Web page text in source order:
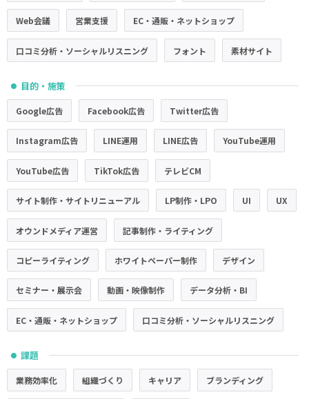
Web会議 営業支援 EC・通販・ネットショップ
口コミ分析・ソーシャルリスニング フォント 素材サイト
● 目的・施策
Google広告 Facebook広告 Twitter広告
Instagram広告 LINE運用 LINE広告 YouTube運用
YouTube広告 TikTok広告 テレビCM
サイト制作・サイトリニューアル LP制作・LPO UI UX
オウンドメディア運営 記事制作・ライティング
コピーライティング ホワイトペーパー制作 デザイン
セミナー・展示会 動画・映像制作 データ分析・BI
EC・通販・ネットショップ 口コミ分析・ソーシャルリスニング
● 課題
業務効率化 組織づくり キャリア ブランディング